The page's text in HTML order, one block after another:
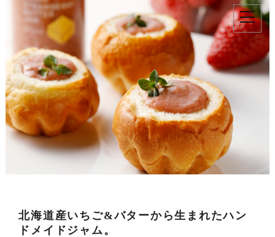
北海道産いちご&バターから生まれたハン
ドメイドジャム。